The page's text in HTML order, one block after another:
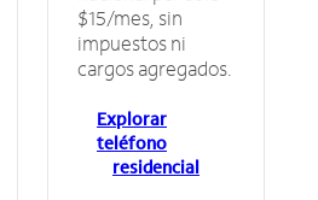
$15/mes, sin
impuestos ni
cargos agregados.
Explorar
teléfono
residencial